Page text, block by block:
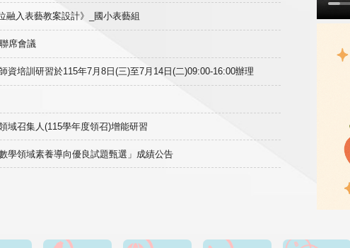
融入表藝教案設計》_國小表藝組
席會議
資培訓研習於115年7月8日(三)至7月14日(二)09:00-16:00辦理
域召集人(115學年度領召)增能研習
學領域素養導向優良試題甄選」成績公告